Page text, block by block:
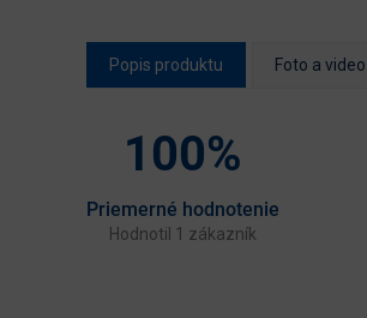
Popis produktu Foto a video
100%
Priemerné hodnotenie
Hodnotil 1 zákazník